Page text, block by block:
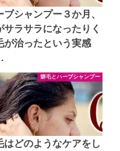
ブシャンプー３か月、
サラサラになったりく
が治ったという実感
癖毛とハーブシャンプー
はどのようなケアをし